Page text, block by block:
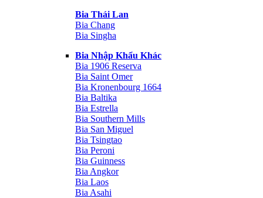
Bia Thái Lan
Bia Chang
Bia Singha
Bia Nhập Khẩu Khác
Bia 1906 Reserva
Bia Saint Omer
Bia Kronenbourg 1664
Bia Baltika
Bia Estrella
Bia Southern Mills
Bia San Miguel
Bia Tsingtao
Bia Peroni
Bia Guinness
Bia Angkor
Bia Laos
Bia Asahi